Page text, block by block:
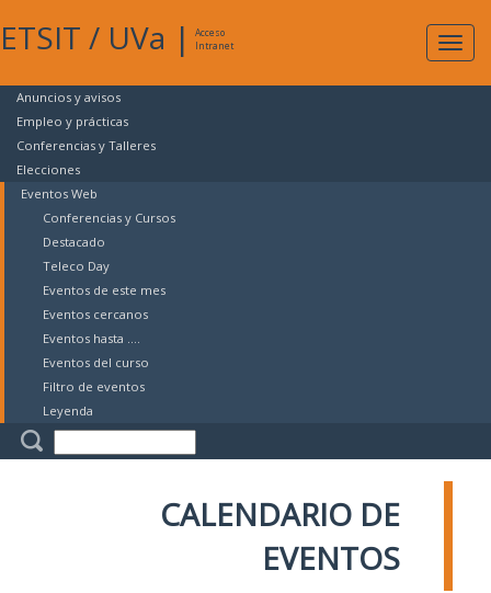
ETSIT / UVa |
Acceso
Intranet
Anuncios y avisos
Empleo y prácticas
Conferencias y Talleres
Elecciones
Eventos Web
Conferencias y Cursos
Destacado
Teleco Day
Eventos de este mes
Eventos cercanos
Eventos hasta ....
Eventos del curso
Filtro de eventos
Leyenda
CALENDARIO DE
EVENTOS